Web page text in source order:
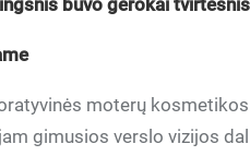
buvo gerokai
moterų
gimusios verslo vizijos